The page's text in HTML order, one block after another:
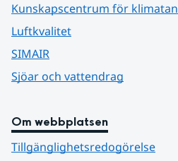
Kunskapscentrum för
Luftkvalitet
SIMAIR
Sjöar och vattendrag
Om webbplatsen
Tillgänglighetsredogörelse